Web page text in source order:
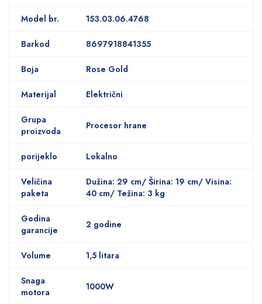
Model br. 153.03.06.4768
Barkod 8697918841355
Boja Rose Gold
Materijal Električni
Grupa
proizvoda
Procesor hrane
porijeklo Lokalno
Veličina
paketa
Dužina: 29 cm/ Širina: 19 cm/ Visina:
40 cm/ Težina: 3 kg
Godina
garancije
2 godine
Volume 1,5 litara
Snaga
motora
1000W